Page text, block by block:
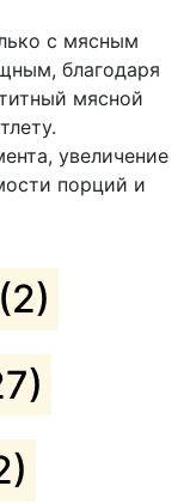
с мясным
благодаря
мясной
увеличение
порций и
(2)